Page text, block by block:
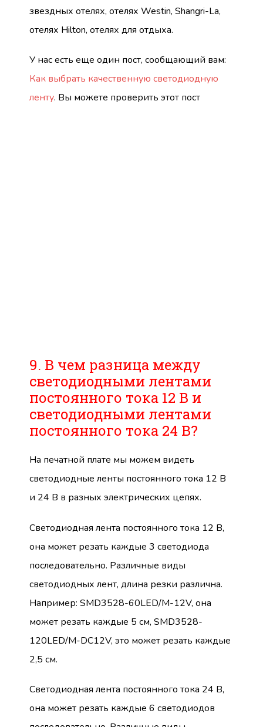
звездных отелях, отелях Westin, Shangri-La,
отелях Hilton, отелях для отдыха.
У нас есть еще один пост, сообщающий вам:
Как выбрать качественную светодиодную
ленту. Вы можете проверить этот пост
9. В чем разница между
светодиодными лентами
постоянного тока 12 В и
светодиодными лентами
постоянного тока 24 В?
На печатной плате мы можем видеть
светодиодные ленты постоянного тока 12 В
и 24 В в разных электрических цепях.
Светодиодная лента постоянного тока 12 В,
она может резать каждые 3 светодиода
последовательно. Различные виды
светодиодных лент, длина резки различна.
Например: SMD3528-60LED/M-12V, она
может резать каждые 5 см, SMD3528-
120LED/M-DC12V, это может резать каждые
2,5 см.
Светодиодная лента постоянного тока 24 В,
она может резать каждые 6 светодиодов